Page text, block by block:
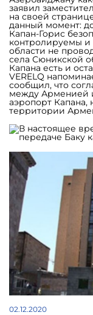
заявил
на своей
данный момент:
Капан-Горис
контролируемы и
области не
села Сюникской
Капана есть и
VERELQ
сообщил, что
между Арменией
аэропорт Капана,
территории
02.12.2020